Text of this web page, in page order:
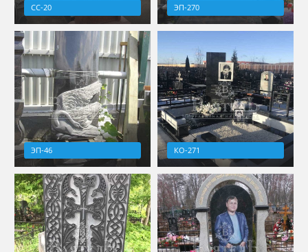
СС-20
ЭП-270
ЭП-46 КО-271